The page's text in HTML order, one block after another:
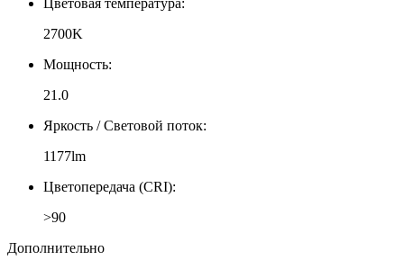
2700K
Мощность:
21.0
Яркость / Световой поток:
1177lm
Цветопередача (CRI):
>90
Дополнительно